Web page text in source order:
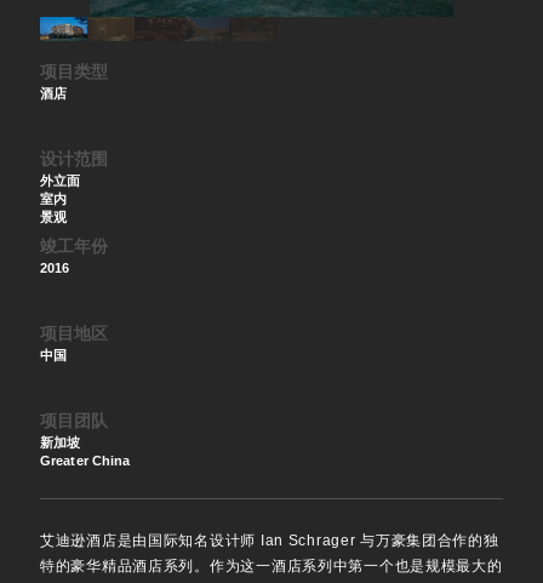
项目类型
酒店
设计范围
外立面
室内
景观
竣工年份
2016
项目地区
中国
项目团队
新加坡
Greater China
艾迪逊酒店是由国际知名设计师 Ian Schrager 与万豪集团合作的独
特的豪华精品酒店系列。作为这一酒店系列中第一个也是规模最大的